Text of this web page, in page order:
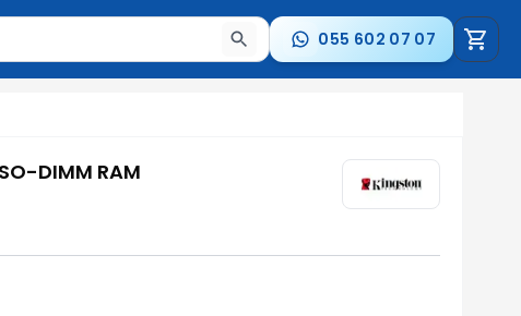
ya nəticələr arasında keçid etmək üçün ox
055 602 07 07
DIMM RAM